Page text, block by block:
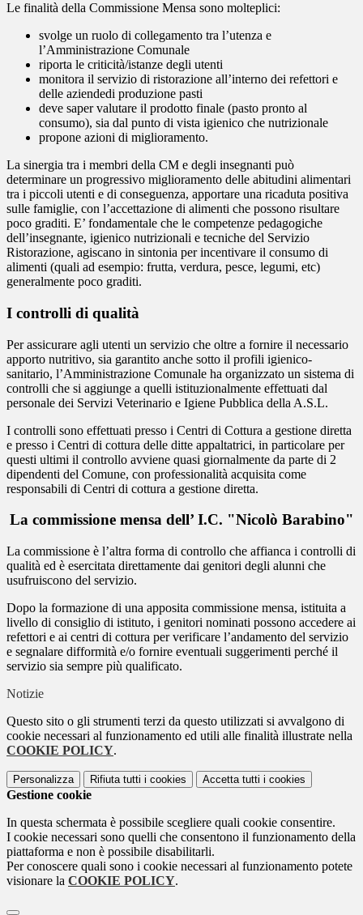
Le finalità della Commissione Mensa sono molteplici:
svolge un ruolo di collegamento tra l’utenza e
l’Amministrazione Comunale
riporta le criticità/istanze degli utenti
monitora il servizio di ristorazione all’interno dei refettori e
delle aziendedi produzione pasti
deve saper valutare il prodotto finale (pasto pronto al
consumo), sia dal punto di vista igienico che nutrizionale
propone azioni di miglioramento.
La sinergia tra i membri della CM e degli insegnanti può
determinare un progressivo miglioramento delle abitudini alimentari
tra i piccoli utenti e di conseguenza, apportare una ricaduta positiva
sulle famiglie, con l’accettazione di alimenti che possono risultare
poco graditi. E’ fondamentale che le competenze pedagogiche
dell’insegnante, igienico nutrizionali e tecniche del Servizio
Ristorazione, agiscano in sintonia per incentivare il consumo di
alimenti (quali ad esempio: frutta, verdura, pesce, legumi, etc)
generalmente poco graditi.
I controlli di qualità
Per assicurare agli utenti un servizio che oltre a fornire il necessario
apporto nutritivo, sia garantito anche sotto il profili igienico-
sanitario, l’Amministrazione Comunale ha organizzato un sistema di
controlli che si aggiunge a quelli istituzionalmente effettuati dal
personale dei Servizi Veterinario e Igiene Pubblica della A.S.L.
I controlli sono effettuati presso i Centri di Cottura a gestione diretta
e presso i Centri di cottura delle ditte appaltatrici, in particolare per
questi ultimi il controllo avviene quasi giornalmente da parte di 2
dipendenti del Comune, con professionalità acquisita come
responsabili di Centri di cottura a gestione diretta.
La commissione mensa dell’ I.C. "Nicolò Barabino"
La commissione è l’altra forma di controllo che affianca i controlli di
qualità ed è esercitata direttamente dai genitori degli alunni che
usufruiscono del servizio.
Dopo la formazione di una apposita commissione mensa, istituita a
livello di consiglio di istituto, i genitori nominati possono accedere ai
refettori e ai centri di cottura per verificare l’andamento del servizio
e segnalare difformità e/o fornire eventuali suggerimenti perché il
servizio sia sempre più qualificato.
Notizie
Questo sito o gli strumenti terzi da questo utilizzati si avvalgono di
cookie necessari al funzionamento ed utili alle finalità illustrate nella
COOKIE POLICY.
Personalizza Rifiuta tutti i cookies Accetta tutti i cookies
Gestione cookie
In questa schermata è possibile scegliere quali cookie consentire.
I cookie necessari sono quelli che consentono il funzionamento della
piattaforma e non è possibile disabilitarli.
Per conoscere quali sono i cookie necessari al funzionamento potete
visionare la COOKIE POLICY.